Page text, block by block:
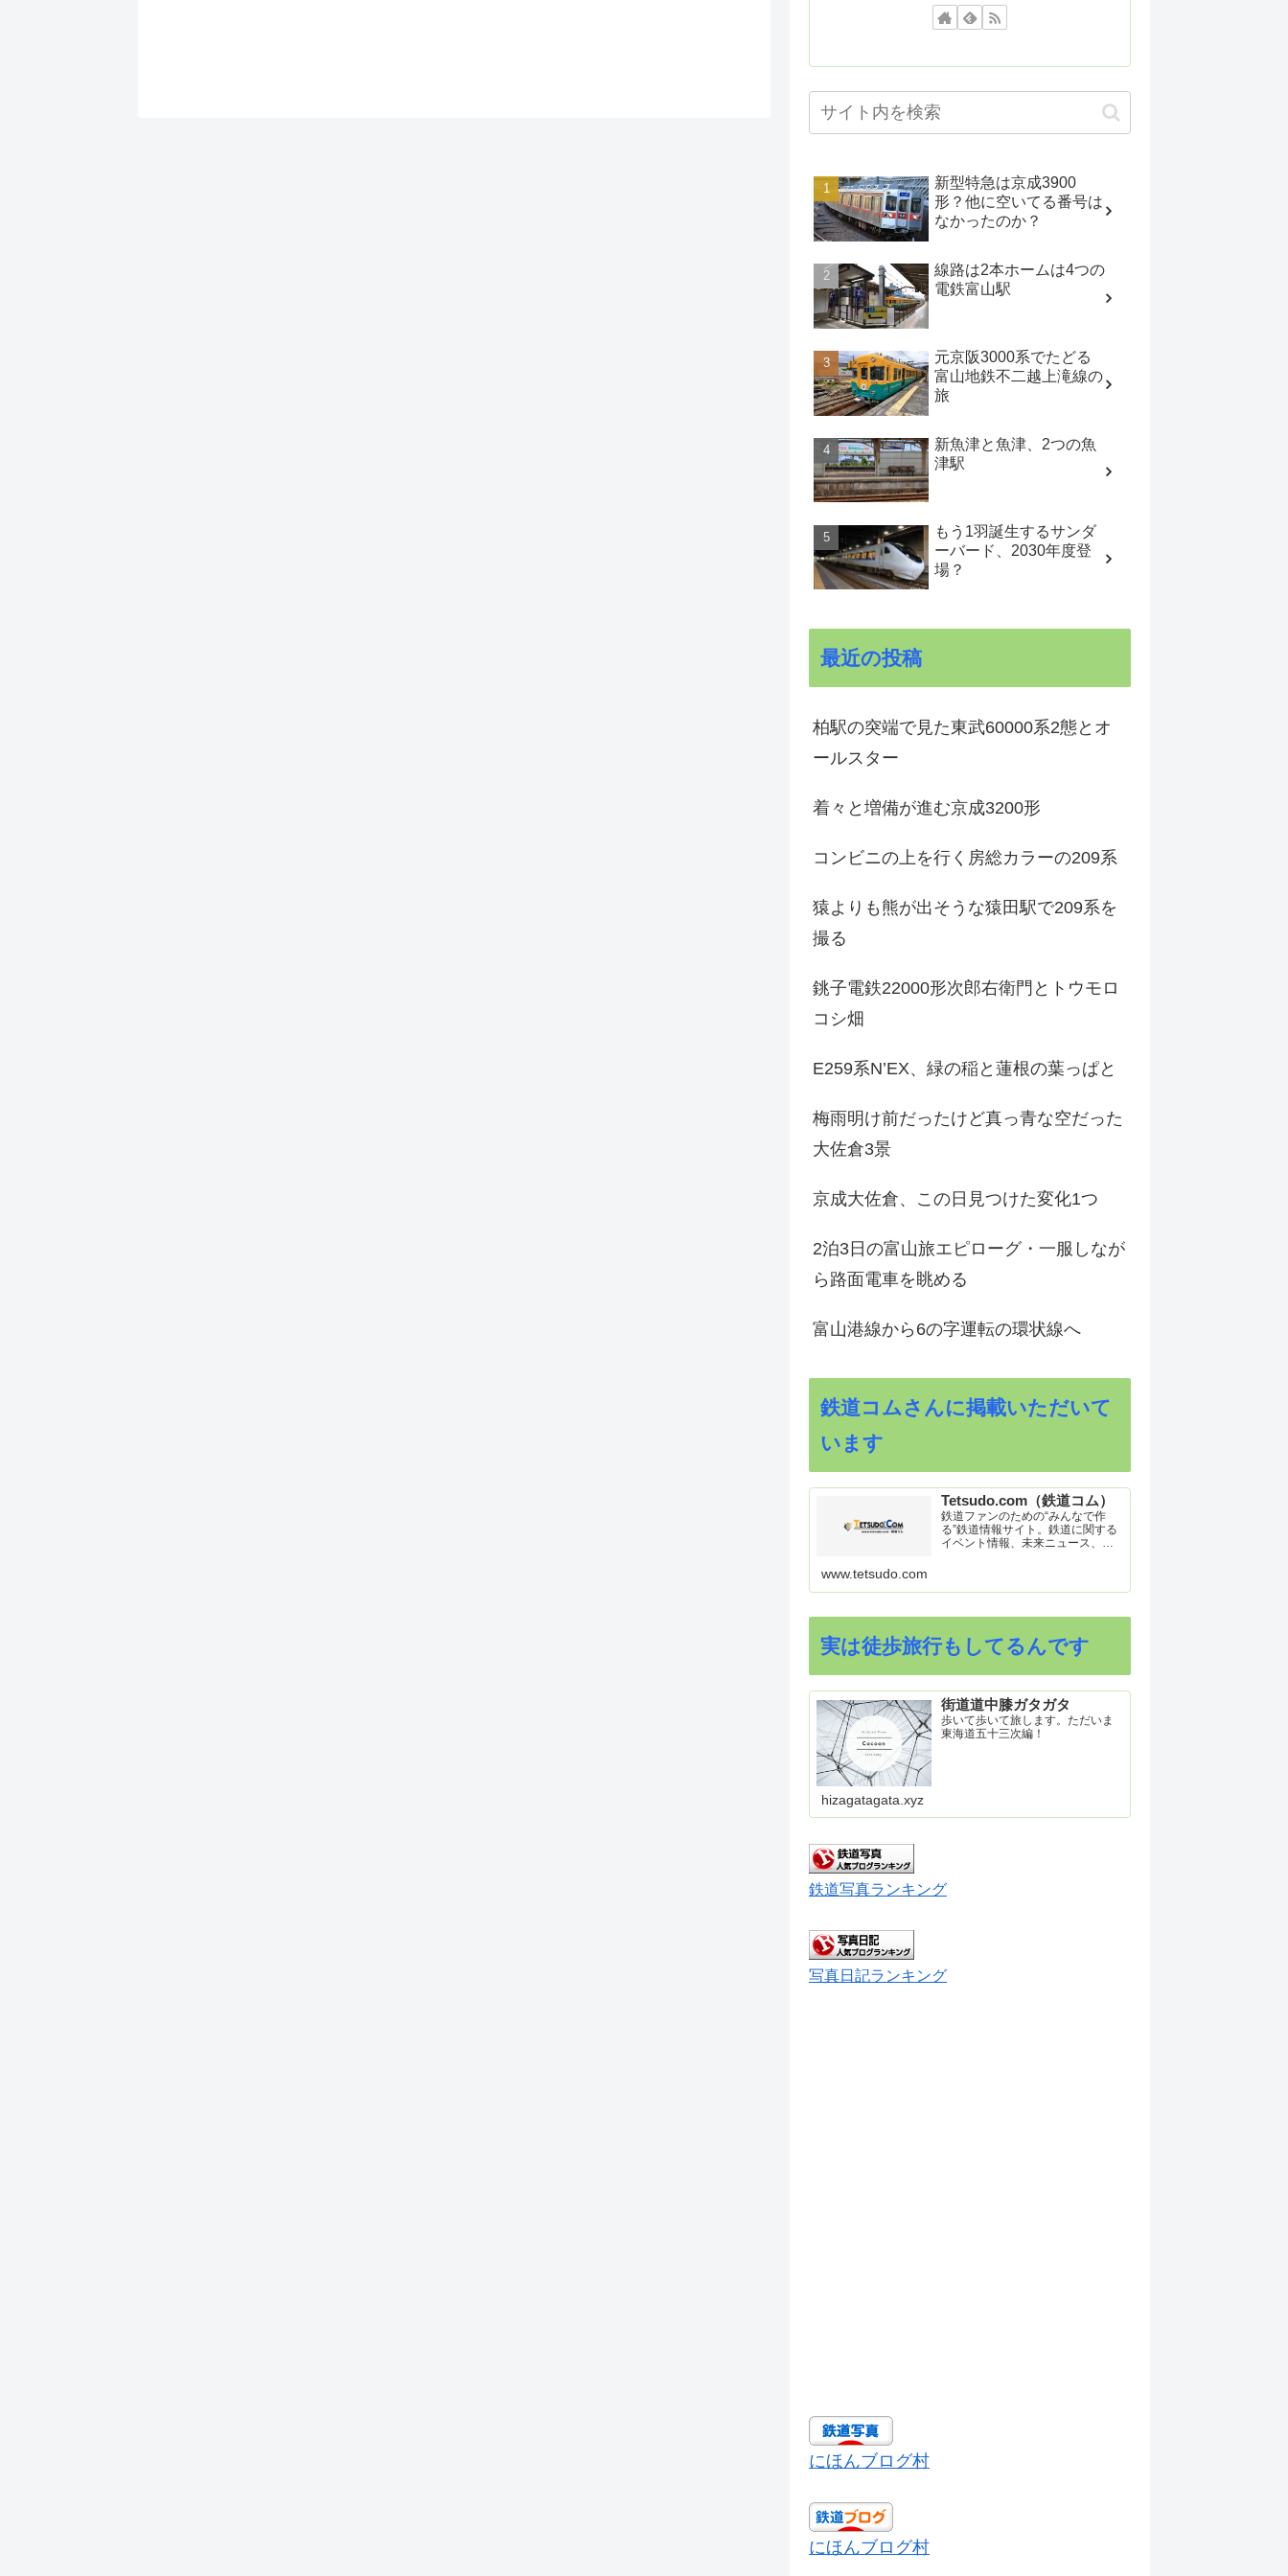
新型特急は京成3900
形？他に空いてる番号は
なかったのか？
線路は2本ホームは4つの
電鉄富山駅
元京阪3000系でたどる
富山地鉄不二越上滝線の
旅
新魚津と魚津、2つの魚
津駅
もう1羽誕生するサンダ
ーバード、2030年度登
場？
最近の投稿
柏駅の突端で見た東武60000系2態とオ
ールスター
着々と増備が進む京成3200形
コンビニの上を行く房総カラーの209系
猿よりも熊が出そうな猿田駅で209系を
撮る
銚子電鉄22000形次郎右衛門とトウモロ
コシ畑
E259系N’EX、緑の稲と蓮根の葉っぱと
梅雨明け前だったけど真っ青な空だった
大佐倉3景
京成大佐倉、この日見つけた変化1つ
2泊3日の富山旅エピローグ・一服しなが
ら路面電車を眺める
富山港線から6の字運転の環状線へ
鉄道コムさんに掲載いただいて
います
Tetsudo.com（鉄道コム）
鉄道ファンのための“みんなで作
る”鉄道情報サイト。鉄道に関する
イベント情報、未来ニュース、車
ク集や、参加型ゲーム「駅つなゲ
www.tetsudo.com
実は徒歩旅行もしてるんです
街道道中膝ガタガタ
歩いて歩いて旅します。ただいま
東海道五十三次編！
hizagatagata.xyz
鉄道写真ランキング
写真日記ランキング
にほんブログ村
にほんブログ村